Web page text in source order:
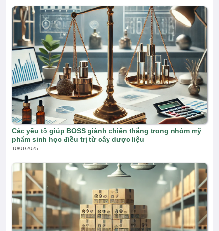
Các yếu tố giúp BOSS giành chiến thắng trong nhóm mỹ
phẩm sinh học điều trị từ cây dược liệu
10/01/2025